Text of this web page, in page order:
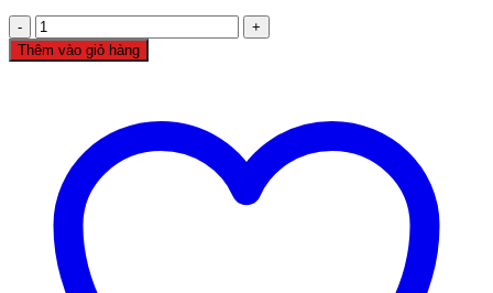
Tượng
Phật
Di
Đồng
Sơn
Đỏ
Vẽ
Màu
Cao
Thêm vào giỏ hàng